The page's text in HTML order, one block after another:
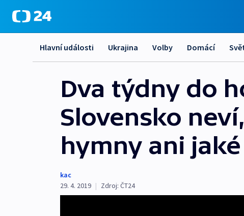
Hlavní události Ukrajina Volby Domácí
Dva týdny do
Slovensko
hymny ani
kac
29. 4. 2019 | Zdroj: ČT24